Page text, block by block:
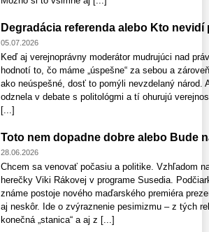
Degradácia referenda alebo Kto
05.07.2026
Keď aj verejnoprávny moderátor mudrujúci nad
hodnotí to, čo máme „úspešne“ za sebou a
ako neúspešné, dosť to pomýli nevzdelaný národ.
odznela v debate s politológmi a tí ohurujú
[...]
Toto nem dopadne dobre alebo Bude
28.06.2026
Chcem sa venovať počasiu a politike. Vzhľadom
herečky Viki Rákovej v programe Susedia.
známe postoje nového maďarského premiéra
aj neskôr. Ide o zvýraznenie pesimizmu – z tých
konečná „stanica“ a aj z [...]